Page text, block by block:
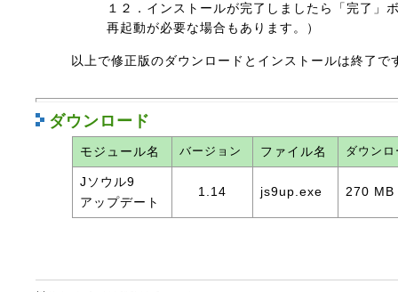
１２．インストールが完了しましたら「完了」
再起動が必要な場合もあります。）
以上で修正版のダウンロードとインストールは終了で
ダウンロード
モジュール名 バージョン ファイル名 ダウン
Jソウル9
アップデート
1.14 js9up.exe 270 MB